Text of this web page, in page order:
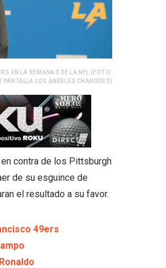
EN LA SEMANA 3 DE LA NFL (FOTO:
PANTALLA LOS ANGELES CHARGERS)
en contra de los Pittsburgh
de su esguince de
el resultado a su favor.
49ers